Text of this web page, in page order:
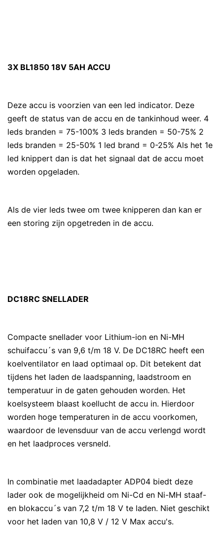
3X BL1850 18V 5AH ACCU
Deze accu is voorzien van een led indicator. Deze
geeft de status van de accu en de tankinhoud weer. 4
leds branden = 75-100% 3 leds branden = 50-75% 2
leds branden = 25-50% 1 led brand = 0-25% Als het 1e
led knippert dan is dat het signaal dat de accu moet
worden opgeladen.
Als de vier leds twee om twee knipperen dan kan er
een storing zijn opgetreden in de accu.
DC18RC SNELLADER
Compacte snellader voor Lithium-ion en Ni-MH
schuifaccu´s van 9,6 t/m 18 V. De DC18RC heeft een
koelventilator en laad optimaal op. Dit betekent dat
tijdens het laden de laadspanning, laadstroom en
temperatuur in de gaten gehouden worden. Het
koelsysteem blaast koellucht de accu in. Hierdoor
worden hoge temperaturen in de accu voorkomen,
waardoor de levensduur van de accu verlengd wordt
en het laadproces versneld.
In combinatie met laadadapter ADP04 biedt deze
lader ook de mogelijkheid om Ni-Cd en Ni-MH staaf-
en blokaccu´s van 7,2 t/m 18 V te laden. Niet geschikt
voor het laden van 10,8 V / 12 V Max accu's.